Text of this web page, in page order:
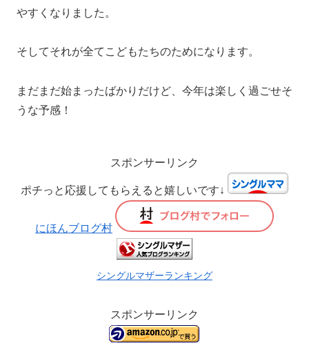
やすくなりました。
そしてそれが全てこどもたちのためになります。
まだまだ始まったばかりだけど、今年は楽しく過ごせそ
うな予感！
スポンサーリンク
ポチっと応援してもらえると嬉しいです↓
にほんブログ村
シングルマザーランキング
スポンサーリンク